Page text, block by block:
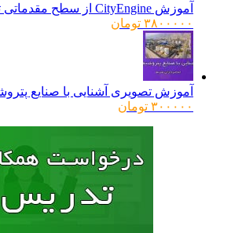
آموزش CityEngine از سطح مقدماتی تا پیشرفته
۳۸۰۰۰۰۰ تومان
آموزش تصویری آشنایی با صنایع پتروشیمی
۳۰۰۰۰۰ تومان